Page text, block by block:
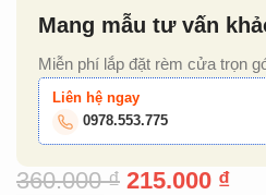
Mang mẫu tư vấn
Miễn phí lắp đặt rèm cửa trọn
Liên hệ ngay
0978.553.775
360.000₫ 215.000 ₫